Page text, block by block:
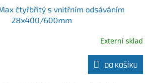
čtyřbřitý s vnitřním odsáváním
28x400/600mm
Externí sklad
DO KOŠÍKU